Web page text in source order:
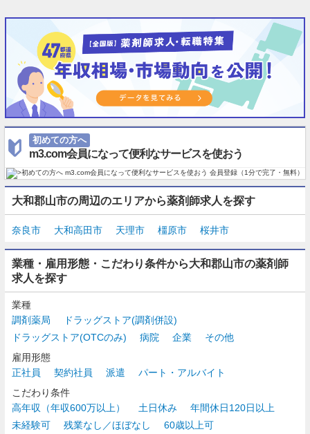
初めての方へ
m3.com会員になって便利なサービスを使おう
大和郡山市の周辺のエリアから薬剤師求人を探す
奈良市 大和高田市 天理市 橿原市 桜井市
業種・雇用形態・こだわり条件から大和郡山市の薬剤師
求人を探す
業種
調剤薬局
ドラッグストア(調剤併設)
ドラッグストア(OTCのみ)
病院 企業
その他
雇用形態
正社員
契約社員 派遣
パート・アルバイト
こだわり条件
高年収（年収600万以上）
土日休み
年間休日120日以上
未経験可
残業なし／ほぼなし 60歳以上可